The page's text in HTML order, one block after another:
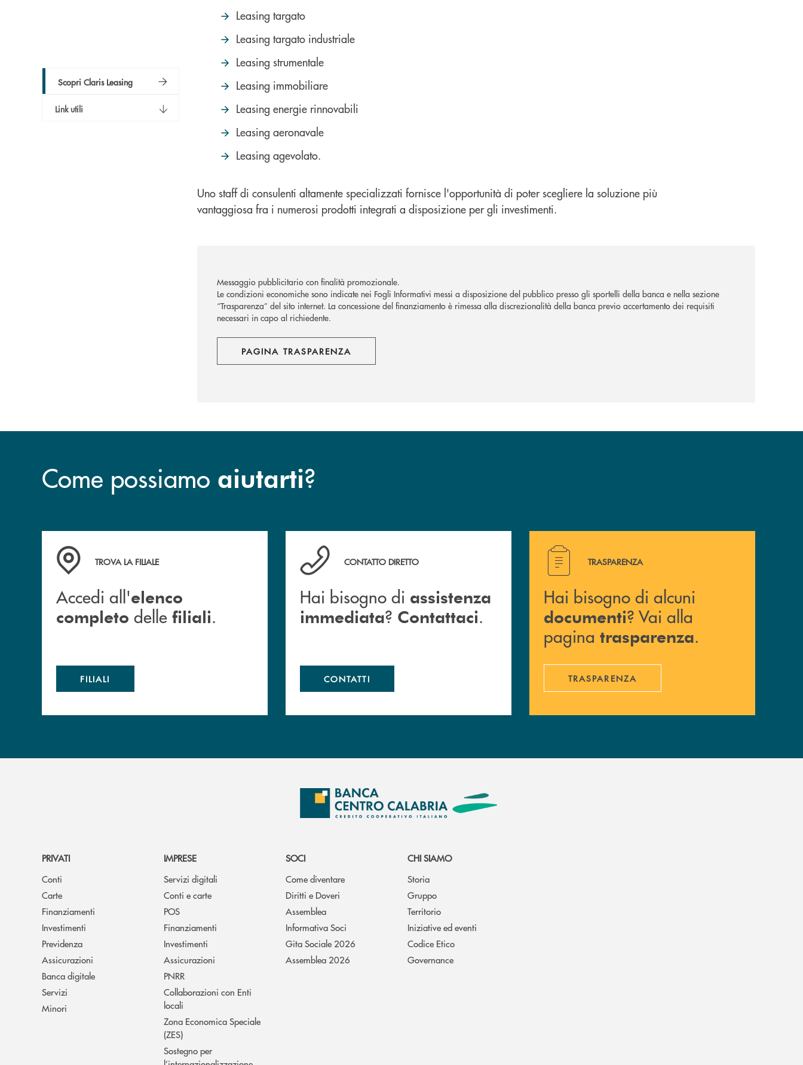
Scopri Claris Leasing
Link utili
Leasing targato
Leasing targato industriale
Leasing strumentale
Leasing immobiliare
Leasing energie rinnovabili
Leasing aeronavale
Leasing agevolato.
Uno staff di consulenti altamente specializzati fornisce l'opportunità di poter scegliere la soluzione più
vantaggiosa fra i numerosi prodotti integrati a disposizione per gli investimenti.
Messaggio pubblicitario con finalità promozionale.
Le condizioni economiche sono indicate nei Fogli Informativi messi a disposizione del pubblico presso gli sportelli della banca e nella sezione
“Trasparenza” del sito internet. La concessione del finanziamento è rimessa alla discrezionalità della banca previo accertamento dei requisiti
necessari in capo al richiedente.
PAGINA TRASPARENZA
Come possiamo aiutarti?
Accedi all' elenco completo delle filiali .
TROVA LA FILIALE
Accedi all'elenco
completo delle filiali.
FILIALI
Hai bisogno di assistenza immediata ? Contattaci .
CONTATTO DIRETTO
Hai bisogno di assistenza
immediata? Contattaci.
CONTATTI
Hai bisogno di alcuni documenti ? Vai alla pagina
TRASPARENZA
Hai bisogno di alcuni
documenti? Vai alla
pagina trasparenza.
TRASPARENZA
PRIVATI
Conti
Carte
Finanziamenti
Investimenti
Previdenza
Assicurazioni
Banca digitale
Servizi
Minori
IMPRESE
Servizi digitali
Conti e carte
POS
Finanziamenti
Investimenti
Assicurazioni
PNRR
Collaborazioni con Enti
locali
Zona Economica Speciale
(ZES)
Sostegno per
SOCI
Come diventare
Diritti e Doveri
Assemblea
Informativa Soci
Gita Sociale 2026
Assemblea 2026
CHI SIAMO
Storia
Gruppo
Territorio
Iniziative ed eventi
Codice Etico
Governance